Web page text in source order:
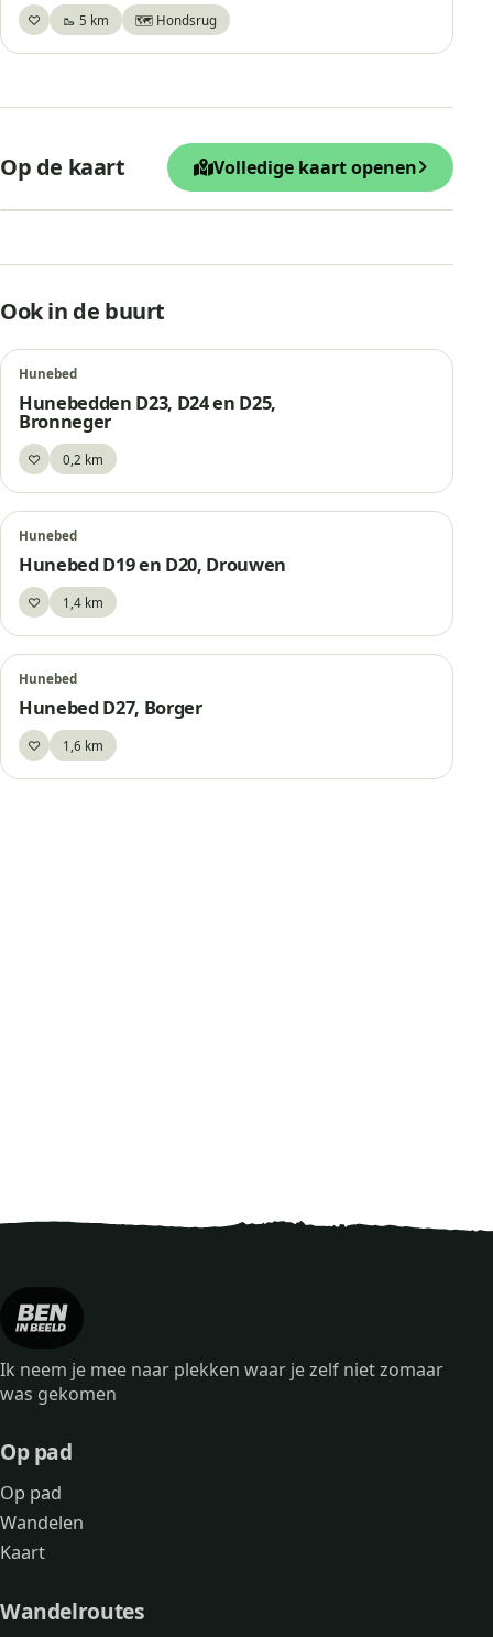
♡Bewaar🥾 5 km 🗺️ Hondsrug
Op de kaart Volledige kaart openen
Hunebed D21 en D22, Bronneger
−
Ook in de buurt
Hunebed
Hunebedden D23, D24 en D25,
Bronneger
♡Bewaar0,2 km
Hunebed
Hunebed D19 en D20, Drouwen
♡Bewaar1,4 km
Hunebed
Hunebed D27, Borger
♡Bewaar1,6 km
Ik neem je mee naar plekken waar je zelf niet zomaar
was gekomen
Op pad
Op pad
Wandelen
Kaart
Wandelroutes